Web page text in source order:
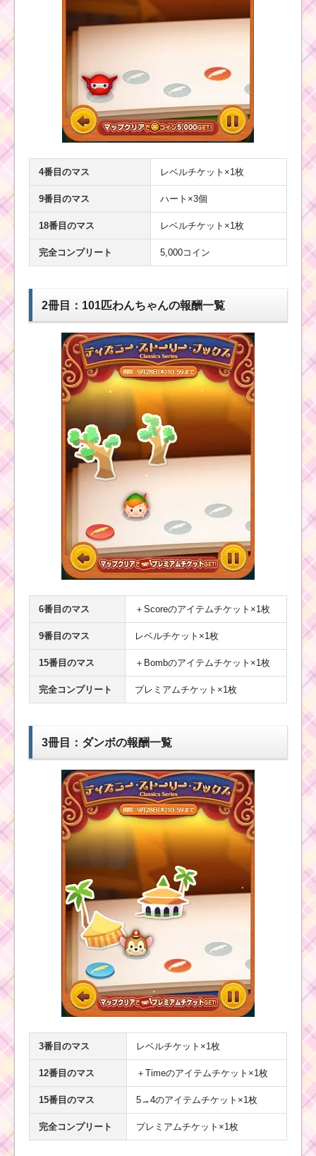
4番目のマス レベルチケット×1枚
9番目のマス ハート×3個
18番目のマス レベルチケット×1枚
完全コンプリート 5,000コイン
2冊目：101匹わんちゃんの報酬一覧
6番目のマス ＋Scoreのアイテムチケット×1枚
9番目のマス レベルチケット×1枚
15番目のマス ＋Bombのアイテムチケット×1枚
完全コンプリート プレミアムチケット×1枚
3冊目：ダンボの報酬一覧
3番目のマス レベルチケット×1枚
12番目のマス ＋Timeのアイテムチケット×1枚
15番目のマス 5→4のアイテムチケット×1枚
完全コンプリート プレミアムチケット×1枚